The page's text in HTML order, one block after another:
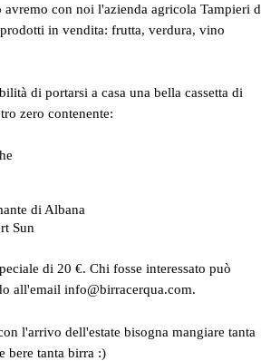
con noi l'azienda agricola Tampieri
in vendita: frutta, verdura, vino
di portarsi a casa una bella cassetta di
zero contenente:
di Albana
Sun
di 20 €. Chi fosse interessato può
all'email info@birracerqua.com.
l'arrivo dell'estate bisogna mangiare tanta
bere tanta birra :)